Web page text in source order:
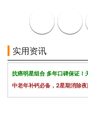
实用资讯
抗癌明星组合 多年口碑保证！
中老年补钙必备，2星期消除